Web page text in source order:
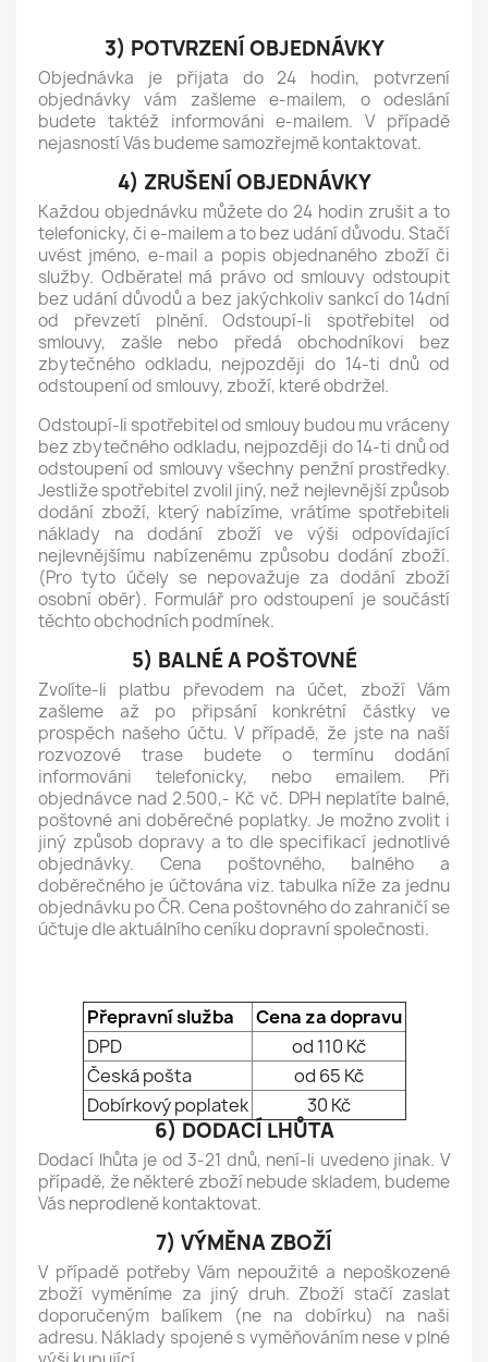
3) POTVRZENÍ OBJEDNÁVKY
Objednávka je přijata do 24 hodin, potvrzení
objednávky vám zašleme e-mailem, o odeslání
budete taktéž informováni e-mailem. V případě
nejasností Vás budeme samozřejmě kontaktovat.
4) ZRUŠENÍ OBJEDNÁVKY
Každou objednávku můžete do 24 hodin zrušit a to
telefonicky, či e-mailem a to bez udání důvodu. Stačí
uvést jméno, e-mail a popis objednaného zboží či
služby. Odběratel má právo od smlouvy odstoupit
bez udání důvodů a bez jakýchkoliv sankcí do 14dní
od převzetí plnění. Odstoupí-li spotřebitel od
smlouvy, zašle nebo předá obchodníkovi bez
zbytečného odkladu, nejpozději do 14-ti dnů od
odstoupení od smlouvy, zboží, které obdržel.
Odstoupí-li spotřebitel od smlouy budou mu vráceny
bez zbytečného odkladu, nejpozději do 14-ti dnů od
odstoupení od smlouvy všechny penžní prostředky.
Jestliže spotřebitel zvolil jiný, než nejlevnější způsob
dodání zboží, který nabízíme, vrátíme spotřebiteli
náklady na dodání zboží ve výši odpovídající
nejlevnějšímu nabízenému způsobu dodání zboží.
(Pro tyto účely se nepovažuje za dodání zboží
osobní oběr). Formulář pro odstoupení je součástí
těchto obchodních podmínek.
5) BALNÉ A POŠTOVNÉ
Zvolíte-li platbu převodem na účet, zboží Vám
zašleme až po připsání konkrétní částky ve
prospěch našeho účtu. V případě, že jste na naší
rozvozové trase budete o termínu dodání
informováni telefonicky, nebo emailem. Při
objednávce nad 2.500,- Kč vč. DPH neplatíte balné,
poštovné ani doběrečné poplatky. Je možno zvolit i
jiný způsob dopravy a to dle specifikací jednotlivé
objednávky. Cena poštovného, balného a
doběrečného je účtována viz. tabulka níže za jednu
objednávku po ČR. Cena poštovného do zahraničí se
účtuje dle aktuálního ceníku dopravní společnosti.
Přepravní služba
Cena za dopravu
DPD
od 110 Kč
Česká pošta
od 65 Kč
Dobírkový poplatek
30 Kč
6) DODACÍ LHŮTA
Dodací lhůta je od 3-21 dnů, není-li uvedeno jinak. V
případě, že některé zboží nebude skladem, budeme
Vás neprodleně kontaktovat.
7) VÝMĚNA ZBOŽÍ
V případě potřeby Vám nepoužité a nepoškozené
zboží vyměníme za jiný druh. Zboží stačí zaslat
doporučeným balíkem (ne na dobírku) na naši
adresu. Náklady spojené s vyměňováním nese v plné